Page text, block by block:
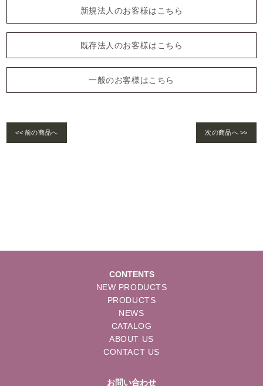
新規法人のお客様はこちら
既存法人のお客様はこちら
一般のお客様はこちら
<< 前の商品へ 次の商品へ >>
CONTENTS
NEW PRODUCTS
PRODUCTS
NEWS
CATALOG
ABOUT US
CONTACT US
お問い合わせ